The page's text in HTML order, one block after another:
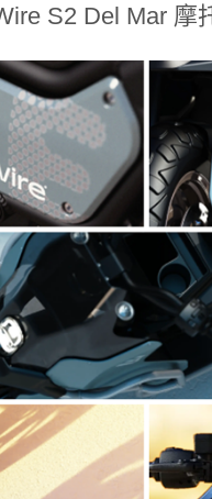
S2 Del Mar 摩